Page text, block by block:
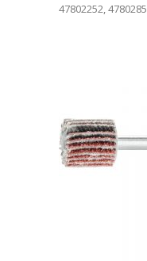
47802252,